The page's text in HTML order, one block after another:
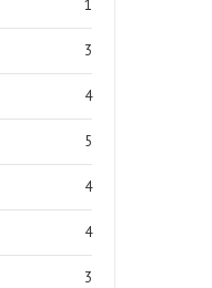
1
3
4
5
4
4
3